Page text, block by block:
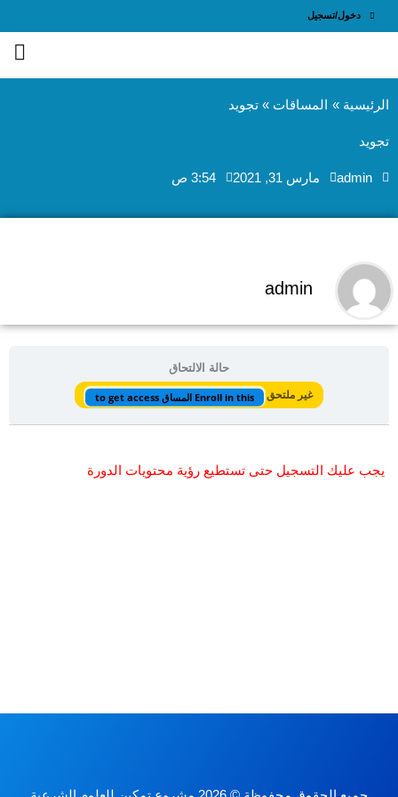
دخول/تسجيل
الرئيسية المساقات تجويد
تجويد
admin مارس 31, 2021 3:54 ص
admin
حالة الالتحاق
غير ملتحق Enroll in this المساق to get access
يجب عليك التسجيل حتى تستطيع رؤية محتويات الدورة